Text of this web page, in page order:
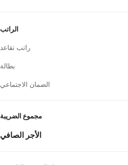
الراتب
راتب تقاعد
بطالة
الضمان الاجتماعي
مجموع الضريبة
الأجر الصافي